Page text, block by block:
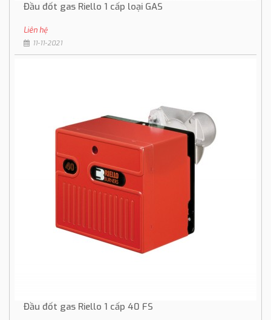
Đầu đốt gas Riello 1 cấp loại GAS
Liên hệ
11-11-2021
Đầu đốt gas Riello 1 cấp 40 FS